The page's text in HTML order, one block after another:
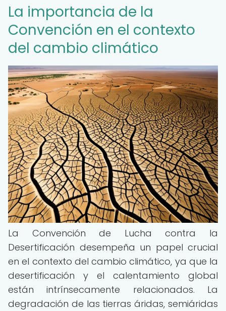
La importancia de la
Convención en el contexto
del cambio climático
La Convención de Lucha contra la
Desertificación desempeña un papel crucial
en el contexto del cambio climático, ya que la
desertificación y el calentamiento global
están intrínsecamente relacionados. La
degradación de las tierras áridas, semiáridas